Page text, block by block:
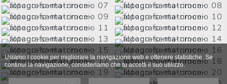
Usiamo i cookie per migliorare la navigazione web e ottenere statistiche. Se
continui la navigazione, consideriamo che tu accetti il suo utilizzo.